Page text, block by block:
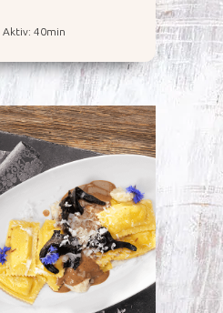
Aktiv: 40min